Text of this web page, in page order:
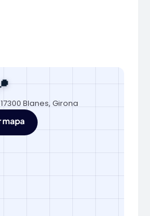
Blanes, Girona